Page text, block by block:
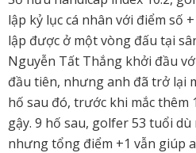
lập kỷ lục cá nhân với điểm số
lập được ở một vòng đấu tại
Nguyễn Tất Thắng khởi đầu
đầu tiên, nhưng anh đã trở lại
hố sau đó, trước khi mắc thêm
gậy. 9 hố sau, golfer 53 tuổi dù
nhưng tổng điểm +1 vẫn giúp